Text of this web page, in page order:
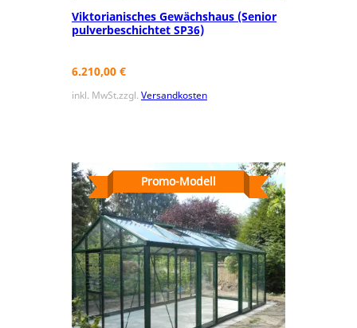
Viktorianisches Gewächshaus (Senior
pulverbeschichtet SP36)
6.210,00 €
inkl. MwSt.zzgl. Versandkosten
Promo-Modell